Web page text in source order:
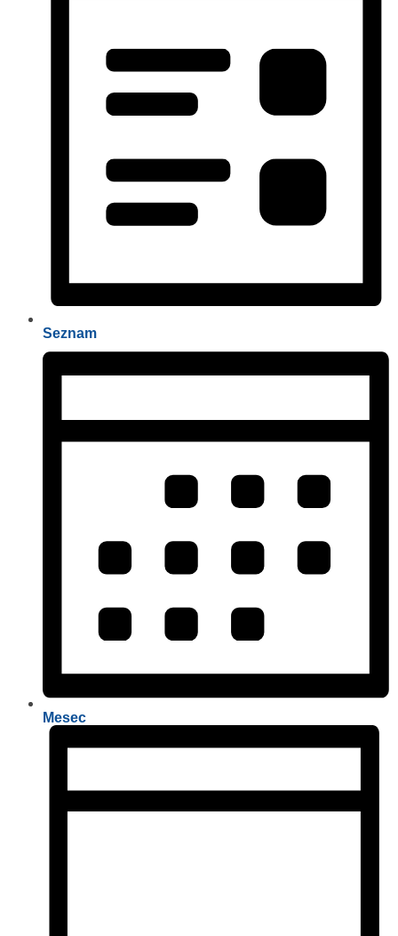
Seznam
Mesec